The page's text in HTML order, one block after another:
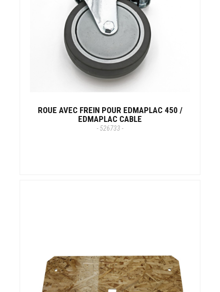
ROUE AVEC FREIN POUR EDMAPLAC 450 /
EDMAPLAC CABLE
- 526733 -